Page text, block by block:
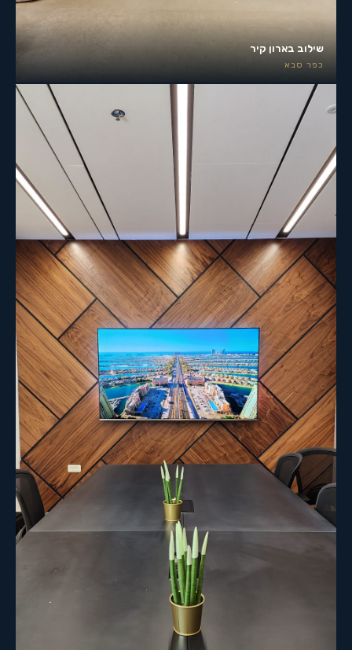
שילוב בארון קיר
כפר סבא